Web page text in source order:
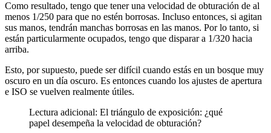
Como resultado, tengo que tener una velocidad de obturación de al
menos 1/250 para que no estén borrosas. Incluso entonces, si agitan
sus manos, tendrán manchas borrosas en las manos. Por lo tanto, si
están particularmente ocupados, tengo que disparar a 1/320 hacia
arriba.
Esto, por supuesto, puede ser difícil cuando estás en un bosque muy
oscuro en un día oscuro. Es entonces cuando los ajustes de apertura
e ISO se vuelven realmente útiles.
Lectura adicional: El triángulo de exposición: ¿qué
papel desempeña la velocidad de obturación?